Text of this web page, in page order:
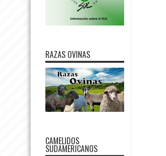
RAZAS OVINAS
CAMELIDOS
SUDAMERICANOS